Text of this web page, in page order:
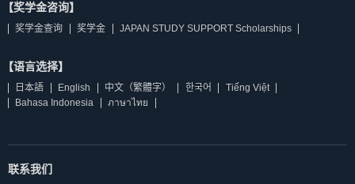
【奖学金咨询】
奖学金查询 奖学金 JAPAN STUDY SUPPORT Scholarships
【语言选择】
日本語 English 中文（繁體字） 한국어
Tiếng Việt
Bahasa Indonesia
ภาษาไทย
联系我们